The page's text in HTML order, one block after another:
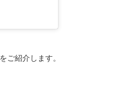
をご紹介します。